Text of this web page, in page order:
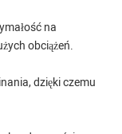
na
obciążeń.
dzięki czemu